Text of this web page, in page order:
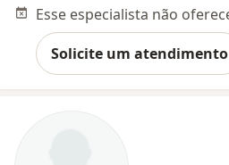
Solicite um atendimento